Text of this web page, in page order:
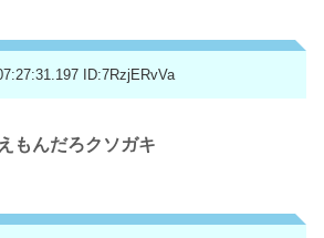
ID:7RzjERvVa
もんだろクソガキ